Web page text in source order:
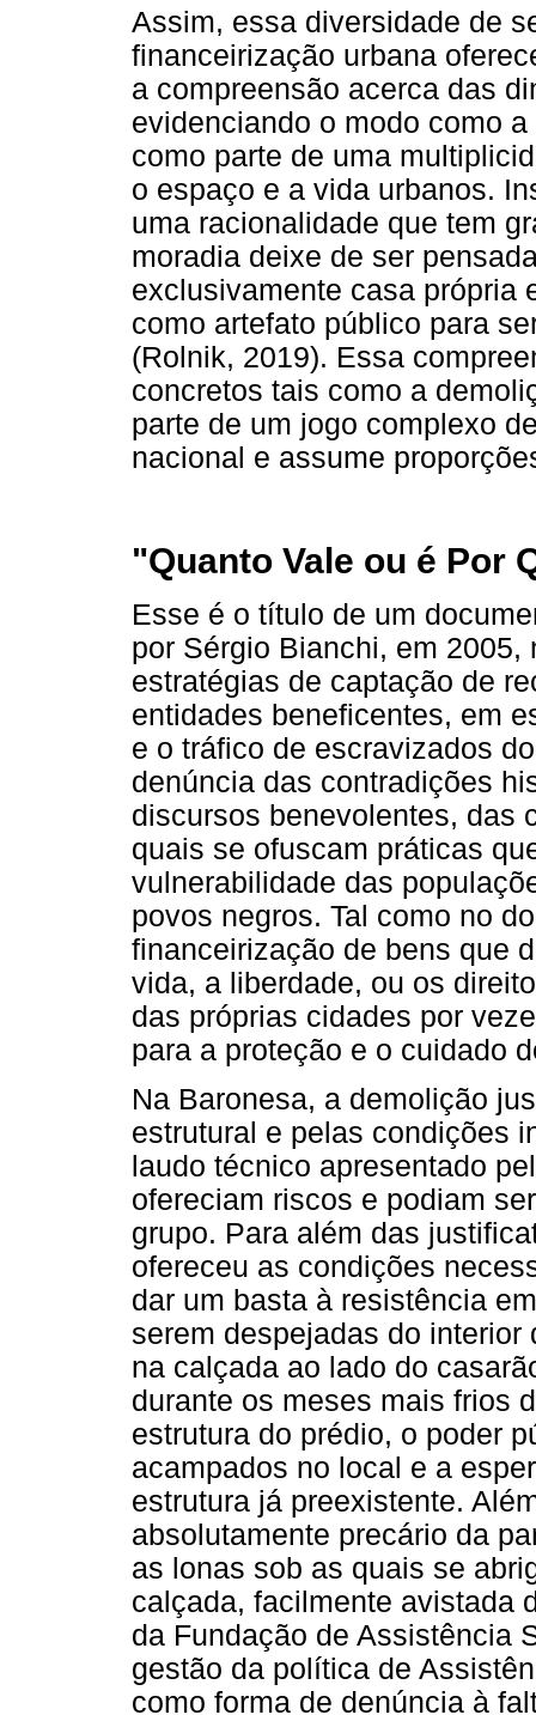
Assim, essa diversidade de
financeirização urbana
a compreensão acerca das
evidenciando o modo como
como parte de uma
o espaço e a vida urbanos.
uma racionalidade que tem
moradia deixe de ser
exclusivamente casa própria
como artefato público para
(Rolnik, 2019). Essa
concretos tais como a
parte de um jogo complexo
nacional e assume
"Quanto Vale ou é Por
Esse é o título de um
por Sérgio Bianchi, em
estratégias de captação de
entidades beneficentes, em
e o tráfico de escravizados
denúncia das contradições
discursos benevolentes, das
quais se ofuscam práticas
vulnerabilidade das
povos negros. Tal como no
financeirização de bens que
vida, a liberdade, ou os
das próprias cidades por
para a proteção e o cuidado
Na Baronesa, a demolição
estrutural e pelas condições
laudo técnico apresentado
ofereciam riscos e podiam
grupo. Para além das
ofereceu as condições
dar um basta à resistência
serem despejadas do
na calçada ao lado do
durante os meses mais frios
estrutura do prédio, o poder
acampados no local e a
estrutura já preexistente.
absolutamente precário da
as lonas sob as quais se
calçada, facilmente avistada
da Fundação de Assistência
gestão da política de
como forma de denúncia à